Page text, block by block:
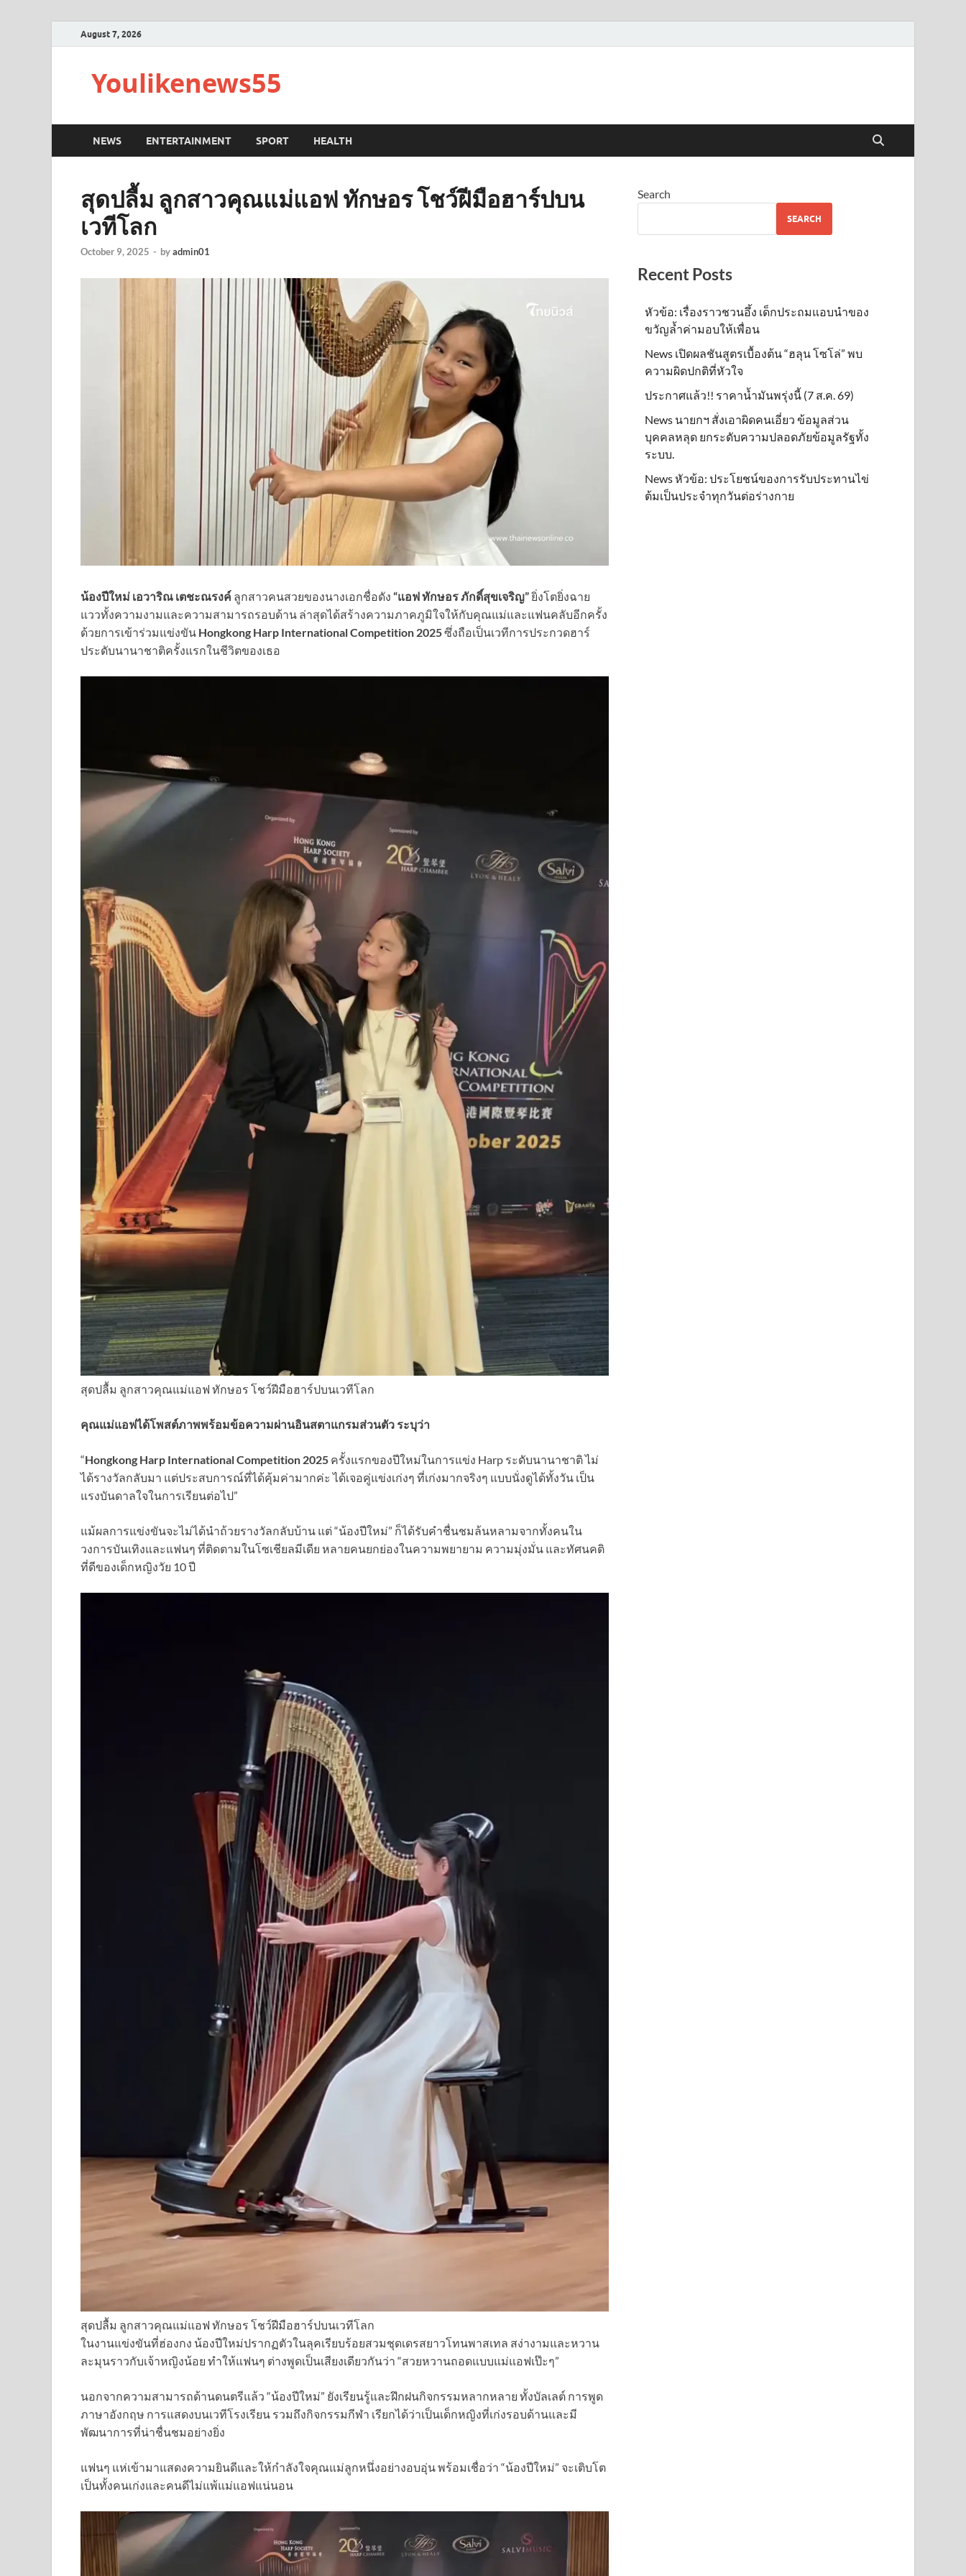
August 7, 2026
Youlikenews55
NEWS ENTERTAINMENT SPORT HEALTH
สุดปลื้ม ลูกสาวคุณแม่แอฟ ทักษอร โชว์ฝีมือฮาร์ปบน
เวทีโลก
October 9, 2025 - byadmin01
น้องปีใหม่ เอวาริณ เตชะณรงค์ ลูกสาวคนสวยของนางเอกชื่อดัง “แอฟ ทักษอร ภักดิ์สุขเจริญ”ยิ่งโตยิ่งฉาย
แววทั้งความงามและความสามารถรอบด้าน ล่าสุดได้สร้างความภาคภูมิใจให้กับคุณแม่และแฟนคลับอีกครั้ง
ด้วยการเข้าร่วมแข่งขัน Hongkong Harp International Competition 2025ซึ่งถือเป็นเวทีการประกวดฮาร์
ประดับนานาชาติครั้งแรกในชีวิตของเธอ
สุดปลื้ม ลูกสาวคุณแม่แอฟ ทักษอร โชว์ฝีมือฮาร์ปบนเวทีโลก
คุณแม่แอฟได้โพสต์ภาพพร้อมข้อความผ่านอินสตาแกรมส่วนตัว ระบุว่า
“Hongkong Harp International Competition 2025 ครั้งแรกของปีใหม่ในการแข่ง Harp ระดับนานาชาติ ไม่
ได้รางวัลกลับมา แต่ประสบการณ์ที่ได้คุ้มค่ามากค่ะ ได้เจอคู่แข่งเก่งๆ ที่เก่งมากจริงๆ แบบนั่งดูได้ทั้งวัน เป็น
แรงบันดาลใจในการเรียนต่อไป”
แม้ผลการแข่งขันจะไม่ได้นำถ้วยรางวัลกลับบ้าน แต่ “น้องปีใหม่” ก็ได้รับคำชื่นชมล้นหลามจากทั้งคนใน
วงการบันเทิงและแฟนๆ ที่ติดตามในโซเชียลมีเดีย หลายคนยกย่องในความพยายาม ความมุ่งมั่น และทัศนคติ
ที่ดีของเด็กหญิงวัย 10 ปี
สุดปลื้ม ลูกสาวคุณแม่แอฟ ทักษอร โชว์ฝีมือฮาร์ปบนเวทีโลก
ในงานแข่งขันที่ฮ่องกง น้องปีใหม่ปรากฏตัวในลุคเรียบร้อยสวมชุดเดรสยาวโทนพาสเทล สง่างามและหวาน
ละมุนราวกับเจ้าหญิงน้อย ทำให้แฟนๆ ต่างพูดเป็นเสียงเดียวกันว่า “สวยหวานถอดแบบแม่แอฟเป๊ะๆ”
นอกจากความสามารถด้านดนตรีแล้ว “น้องปีใหม่” ยังเรียนรู้และฝึกฝนกิจกรรมหลากหลาย ทั้งบัลเลต์ การพูด
ภาษาอังกฤษ การแสดงบนเวทีโรงเรียน รวมถึงกิจกรรมกีฬา เรียกได้ว่าเป็นเด็กหญิงที่เก่งรอบด้านและมี
พัฒนาการที่น่าชื่นชมอย่างยิ่ง
แฟนๆ แห่เข้ามาแสดงความยินดีและให้กำลังใจคุณแม่ลูกหนึ่งอย่างอบอุ่น พร้อมเชื่อว่า “น้องปีใหม่” จะเติบโต
เป็นทั้งคนเก่งและคนดีไม่แพ้แม่แอฟแน่นอน
Search
SEARCH
Recent Posts
หัวข้อ: เรื่องราวชวนอึ้ง เด็กประถมแอบนำของ
ขวัญล้ำค่ามอบให้เพื่อน
News เปิดผลชันสูตรเบื้องต้น “ฮลุน โซโล่” พบ
ความผิดปกติที่หัวใจ
ประกาศแล้ว!! ราคาน้ำมันพรุ่งนี้ (7 ส.ค. 69)
News นายกฯ สั่งเอาผิดคนเอี่ยว ข้อมูลส่วน
บุคคลหลุด ยกระดับความปลอดภัยข้อมูลรัฐทั้ง
ระบบ.
News หัวข้อ: ประโยชน์ของการรับประทานไข่
ต้มเป็นประจำทุกวันต่อร่างกาย